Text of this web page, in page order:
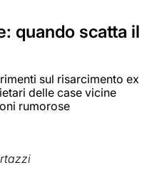
quando scatta il
sul risarcimento ex
delle case vicine
rumorose